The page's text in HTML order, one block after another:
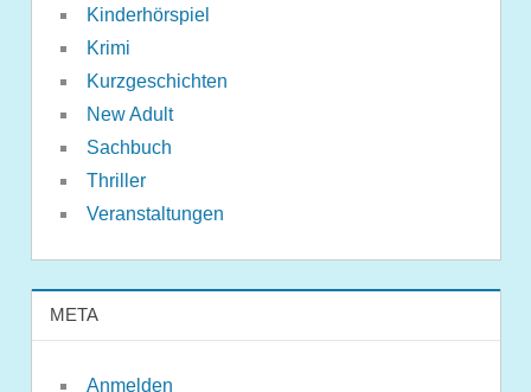
Kinderhörspiel
Krimi
Kurzgeschichten
New Adult
Sachbuch
Thriller
Veranstaltungen
META
Anmelden